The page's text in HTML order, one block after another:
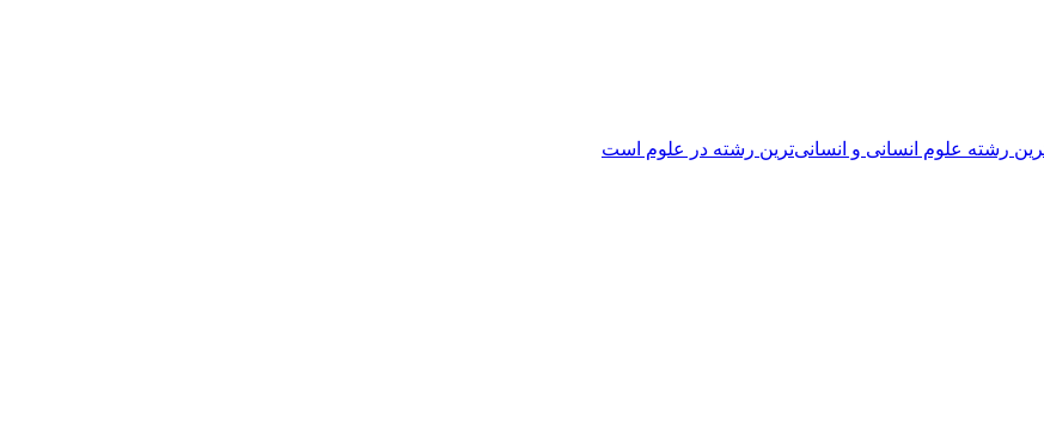
رشته علوم انسانی و انسانی‌ترین رشته در علوم است